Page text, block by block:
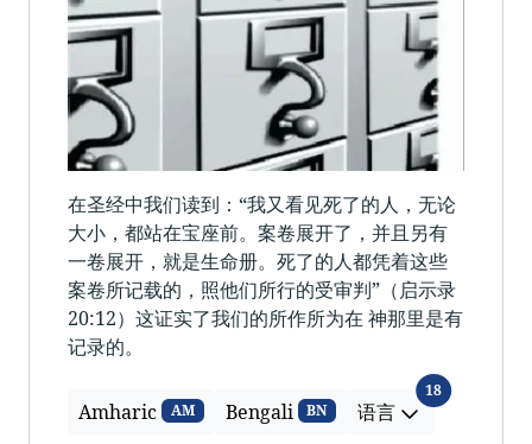
在圣经中我们读到：“我又看见死了的人，无论
大小，都站在宝座前。案卷展开了，并且另有
一卷展开，就是生命册。死了的人都凭着这些
案卷所记载的，照他们所行的受审判”（启示录
20:12）这证实了我们的所作所为在 神那里是有
记录的。
Amharic AM Bengali BN 语言
18语言